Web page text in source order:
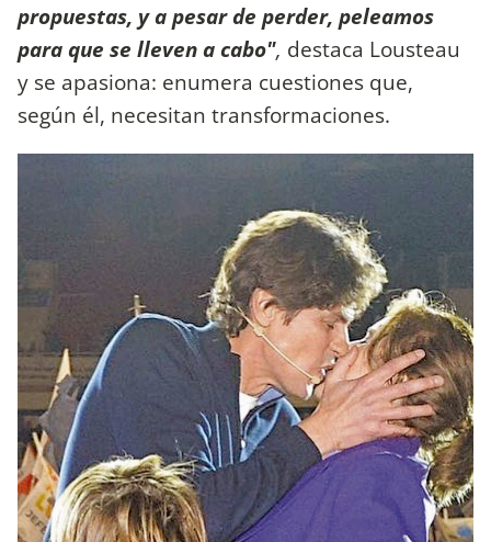
propuestas, y a pesar de perder, peleamos
para que se lleven a cabo", destaca Lousteau
y se apasiona: enumera cuestiones que,
según él, necesitan transformaciones.